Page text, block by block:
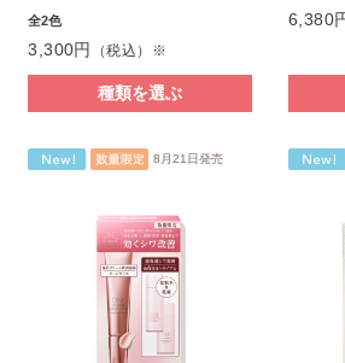
全2色
3,300円 （税込）※
種類を選ぶ
6,380
8月21日発売